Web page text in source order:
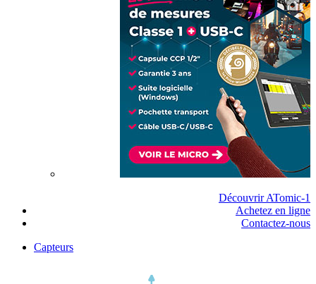
Découvrir ATomic-1
Achetez en ligne
Contactez-nous
Capteurs